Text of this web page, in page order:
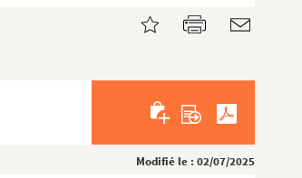
Modifié le : 02/07/2025